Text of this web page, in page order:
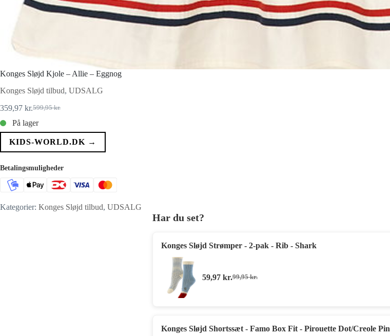
Konges Sløjd Kjole – Allie – Eggnog
Konges Sløjd tilbud, UDSALG
599,95kr.
Den
oprindelige
pris
var:
359,97 kr.Den
aktuelle
pris
er:
På lager
KIDS-WORLD.DK →
Betalingsmuligheder
Kategorier: Konges Sløjd tilbud, UDSALG
Har du set?
Konges Sløjd Strømper - 2-pak - Rib - Shark
99,95kr.
Den
59,97 kr.Den
Konges Sløjd Shortssæt - Famo Box Fit - Pirouette Dot/Creole Pin